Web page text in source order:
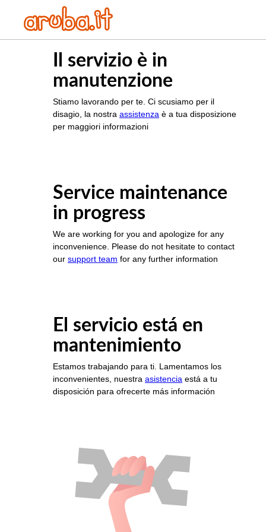
Il servizio è in
manutenzione
Stiamo lavorando per te. Ci scusiamo per il
disagio, la nostra assistenza è a tua disposizione
per maggiori informazioni
Service maintenance
in progress
We are working for you and apologize for any
inconvenience. Please do not hesitate to contact
our support team for any further information
El servicio está en
mantenimiento
Estamos trabajando para ti. Lamentamos los
inconvenientes, nuestra asistencia está a tu
disposición para ofrecerte más información